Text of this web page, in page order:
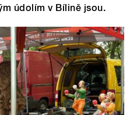
údolím v Bílině jsou.